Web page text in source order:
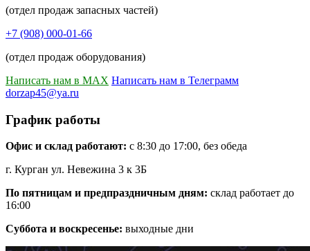
(отдел продаж запасных частей)
+7 (908) 000-01-66
(отдел продаж оборудования)
Написать нам в MAX Написать нам в Телеграмм
dorzap45@ya.ru
График работы
Офис и склад работают: с 8:30 до 17:00, без обеда
г. Курган ул. Невежина 3 к 3Б
По пятницам и предпраздничным дням: склад работает до
16:00
Суббота и воскресенье: выходные дни